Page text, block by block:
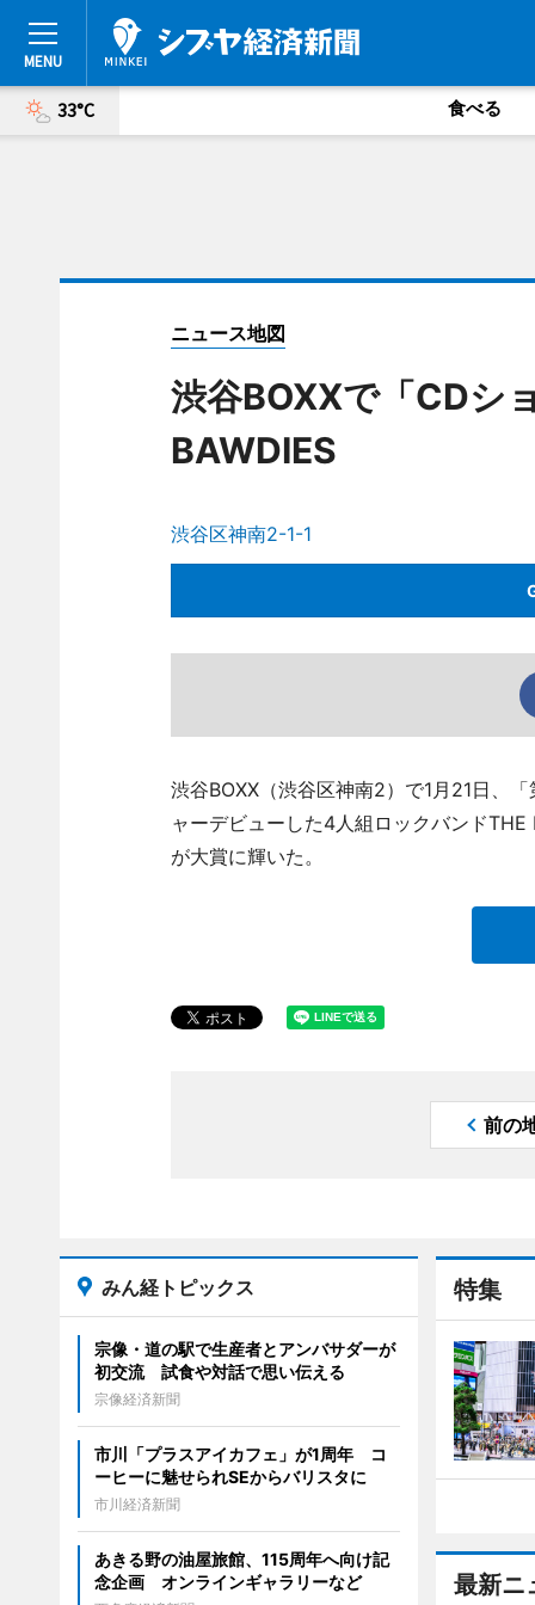
33°C 食べる
ニュース地図
渋谷BOXXで「CDシ
BAWDIES
渋谷区神南2-1-1
渋谷BOXX（渋谷区神南2）で1月21日、
ャーデビューした4人組ロックバンド
が大賞に輝いた。
前の
特集
最新ニ
みん経トピックス
宗像・道の駅で生産者とアンバサダーが
初交流 試食や対話で思い伝える
宗像経済新聞
市川「プラスアイカフェ」が1周年 コ
ーヒーに魅せられSEからバリスタに
市川経済新聞
あきる野の油屋旅館、115周年へ向け記
念企画 オンラインギャラリーなど